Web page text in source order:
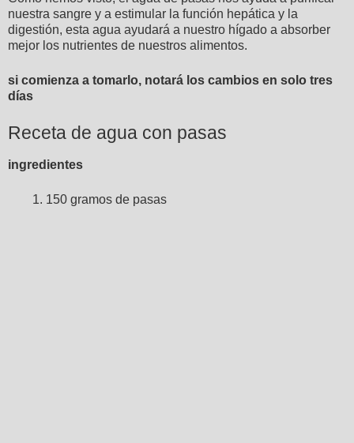
nuestra sangre y a estimular la función hepática y la
digestión, esta agua ayudará a nuestro hígado a absorber
mejor los nutrientes de nuestros alimentos.
si comienza a tomarlo, notará los cambios en solo tres
días
Receta de agua con pasas
ingredientes
150 gramos de pasas